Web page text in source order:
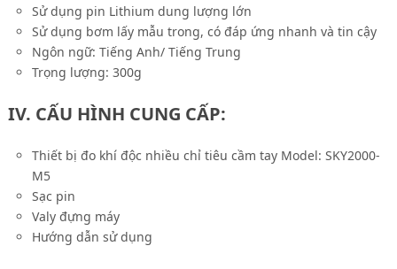
Sử dụng pin Lithium dung lượng lớn
Sử dụng bơm lấy mẫu trong, có đáp ứng nhanh và tin cậy
Ngôn ngữ: Tiếng Anh/ Tiếng Trung
Trọng lượng: 300g
IV. CẤU HÌNH CUNG CẤP:
Thiết bị đo khí độc nhiều chỉ tiêu cầm tay Model: SKY2000-
M5
Sạc pin
Valy đựng máy
Hướng dẫn sử dụng